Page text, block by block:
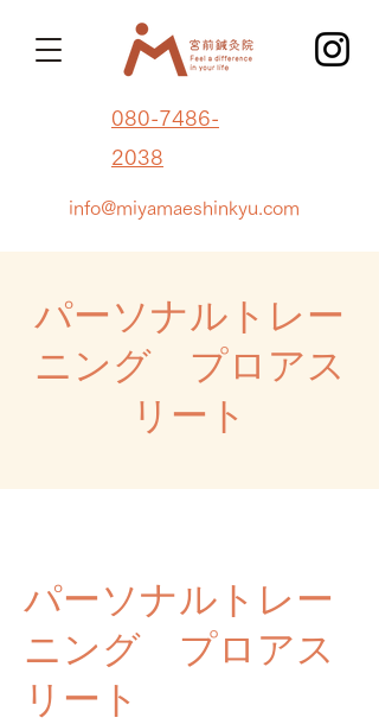
080-7486-
2038
info@miyamaeshinkyu.com
パーソナルトレー
ニング プロアス
リート
パーソナルトレー
ニング プロアス
リート